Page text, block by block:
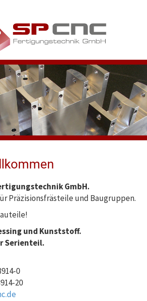
GmbH.
Präzisionsfrästeile und Baugruppen.
und Kunststoff.
Serienteil.
0
20